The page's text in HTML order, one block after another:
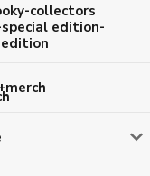
collectors
edition-